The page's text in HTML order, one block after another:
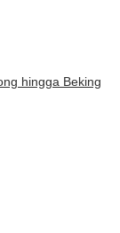
hingga Beking